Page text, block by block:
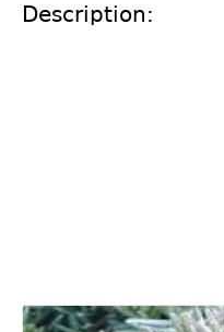
Description: